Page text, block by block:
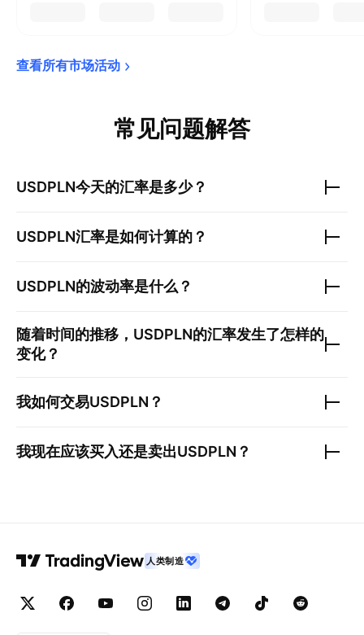
查看所有市场活动
常见问题解答
USDPLN今天的汇率是多少？
USDPLN汇率是如何计算的？
USDPLN的波动率是什么？
随着时间的推移， USDPLN的汇率发生了怎样的
变化？
我如何交易USDPLN ？
我现在应该买入还是卖出USDPLN ？
人类制造